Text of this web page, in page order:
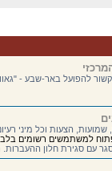
להפועל באר-שבע -
שמועות, הצעות וכל מיני
למשתמשים רשומים
עם סגירת חלון ההעברות.